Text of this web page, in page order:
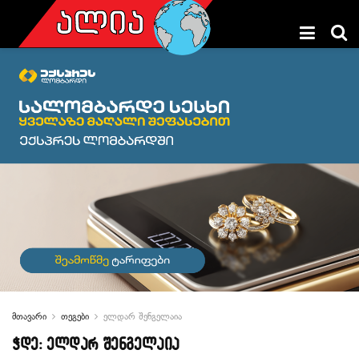
მთავარი თეგები ელდარ შენგელაია
ჭდე: ელდარ შენგელაია